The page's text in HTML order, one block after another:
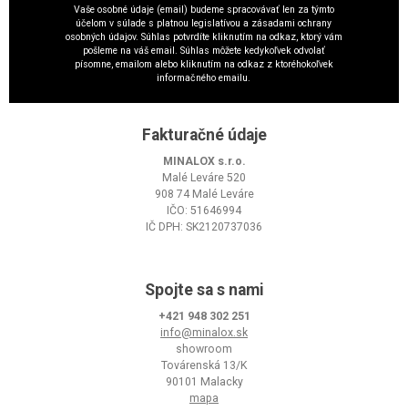
Vaše osobné údaje (email) budeme spracovávať len za týmto
účelom v súlade s platnou legislatívou a zásadami ochrany
osobných údajov. Súhlas potvrdíte kliknutím na odkaz, ktorý vám
pošleme na váš email. Súhlas môžete kedykoľvek odvolať
písomne, emailom alebo kliknutím na odkaz z ktoréhokoľvek
informačného emailu.
Fakturačné údaje
MINALOX s.r.o.
Malé Leváre 520
908 74 Malé Leváre
IČO: 51646994
IČ DPH: SK2120737036
Spojte sa s nami
+421 948 302 251
info@minalox.sk
showroom
Továrenská 13/K
90101 Malacky
mapa